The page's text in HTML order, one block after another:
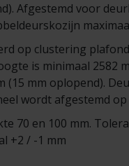
Afgestemd voor
op clustering
is minimaal 2582
(15 mm oplopend).
wordt afgestemd
70 en 100 mm.
+2 / -1 mm